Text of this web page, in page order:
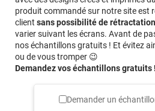
produit commandé sur notre site est
client sans possibilité de rétractation
varier suivant les écrans. Avant de
nos échantillons gratuits ! Et évitez
ou de vous tromper 😉
Demandez vos échantillons gratuits !
Demander un